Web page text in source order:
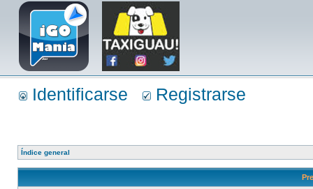
Identificarse Registrarse
Índice general